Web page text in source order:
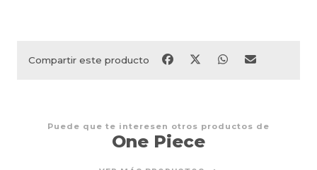
Compartir este producto
Puede que te interesen otros productos de
One Piece